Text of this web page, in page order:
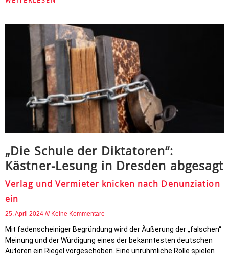
„Die Schule der Diktatoren“:
Kästner-Lesung in Dresden abgesagt
Verlag und Vermieter knicken nach Denunziation
ein
25. April 2024 Keine Kommentare
Mit fadenscheiniger Begründung wird der Äußerung der „falschen“
Meinung und der Würdigung eines der bekanntesten deutschen
Autoren ein Riegel vorgeschoben. Eine unrühmliche Rolle spielen